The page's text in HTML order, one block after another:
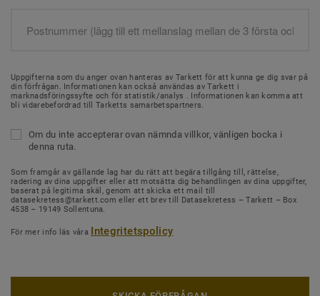
Uppgifterna som du anger ovan hanteras av Tarkett för att kunna ge dig svar på
din förfrågan. Informationen kan också användas av Tarkett i
marknadsföringssyfte och för statistik/analys . Informationen kan komma att
bli vidarebefordrad till Tarketts samarbetspartners.
Om du inte accepterar ovan nämnda villkor, vänligen bocka i
denna ruta.
Som framgår av gällande lag har du rätt att begära tillgång till, rättelse,
radering av dina uppgifter eller att motsätta dig behandlingen av dina uppgifter,
baserat på legitima skäl, genom att skicka ett mail till
datasekretess@tarkett.com eller ett brev till Datasekretess – Tarkett – Box
4538 – 19149 Sollentuna.
För mer info läs våra Integritetspolicy